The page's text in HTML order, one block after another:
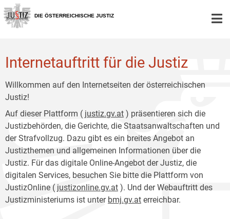
Zur
Hauptnavigation
[1]
Zum
Inhalt
[2]
DIE ÖSTERREICHISCHE JUSTIZ
Internetauftritt für die Justiz
Willkommen auf den Internetseiten der österreichischen
Justiz!
Auf dieser Plattform ( justiz.gv.at ) präsentieren sich die
Justizbehörden, die Gerichte, die Staatsanwaltschaften und
der Strafvollzug. Dazu gibt es ein breites Angebot an
Justizthemen und allgemeinen Informationen über die
Justiz. Für das digitale Online-Angebot der Justiz, die
digitalen Services, besuchen Sie bitte die Plattform von
JustizOnline ( justizonline.gv.at ). Und der Webauftritt des
Justizministeriums ist unter bmj.gv.at erreichbar.